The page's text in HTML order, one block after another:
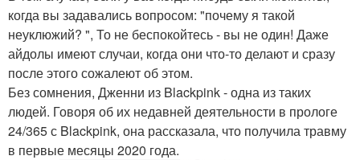
когда вы задавались вопросом: "почему я такой
неуклюжий? ", То не беспокойтесь - вы не один! Даже
айдолы имеют случаи, когда они что-то делают и сразу
после этого сожалеют об этом.
Без сомнения, Дженни из Blackpink - одна из таких
людей. Говоря об их недавней деятельности в прологе
24/365 с Blackpink, она рассказала, что получила травму
в первые месяцы 2020 года.